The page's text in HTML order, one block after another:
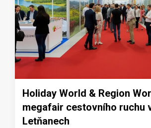
Holiday World & Region
megafair cestovního ruchu
Letňanech